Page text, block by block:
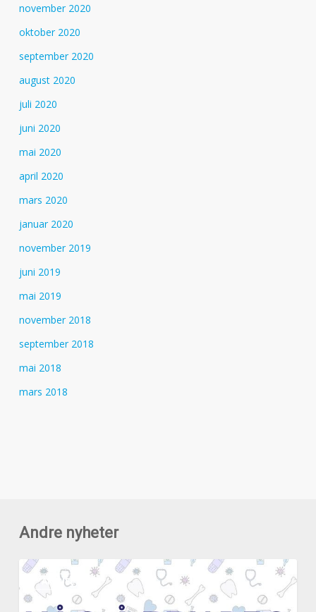
november 2020
oktober 2020
september 2020
august 2020
juli 2020
juni 2020
mai 2020
april 2020
mars 2020
januar 2020
november 2019
juni 2019
mai 2019
november 2018
september 2018
mai 2018
mars 2018
Andre nyheter
AKTUELT
Vi
er
med